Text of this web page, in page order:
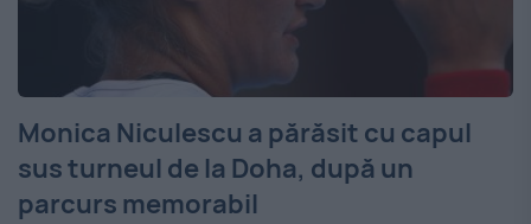
Monica Niculescu a părăsit cu capul
sus turneul de la Doha, după un
parcurs memorabil